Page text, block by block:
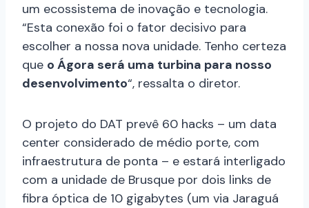
um ecossistema de inovação e tecnologia.
“Esta conexão foi o fator decisivo para
escolher a nossa nova unidade. Tenho certeza
que o Ágora será uma turbina para nosso
desenvolvimento“, ressalta o diretor.
O projeto do DAT prevê 60 hacks – um data
center considerado de médio porte, com
infraestrutura de ponta – e estará interligado
com a unidade de Brusque por dois links de
fibra óptica de 10 gigabytes (um via Jaraguá